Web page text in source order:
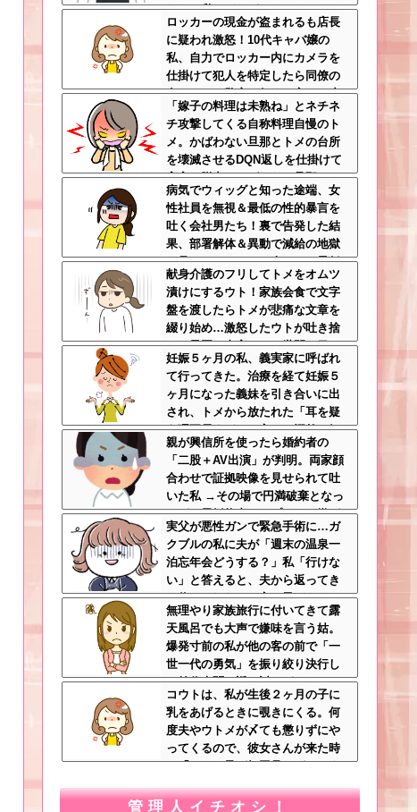
れない私はどこがサバサバ？←ネ
チネチ気にしてる時点で自サバじ
ゃない
ロッカーの現金が盗まれるも店長
に疑われ激怒！10代キャバ嬢の
私、自力でロッカー内にカメラを
仕掛けて犯人を特定したら同僚の
女だった…警察へ行くと言って止
められ、加害者に泣かれながら大
揉めして・・・
「嫁子の料理は未熟ね」とネチネ
チ攻撃してくる自称料理自慢のト
メ。かばわない旦那とトメの台所
を壊滅させるDQN返しを仕掛けて
実家に脱出←かばわない旦那も一
緒に痛い目見ろ
病気でウィッグと知った途端、女
性社員を無視＆最低の性的暴言を
吐く会社男たち！裏で告発した結
果、部署解体＆異動で減給の地獄
を見ることにｗｗ←人として最低
限の倫理観すら欠如してる
献身介護のフリしてトメをオムツ
漬けにするウト！家族会食で文字
盤を渡したらトメが悲痛な文章を
綴り始め…激怒したウトが吐き捨
てた最悪の真実とは←世間の目し
か気にしてない最低旦那だった
妊娠５ヶ月の私、義実家に呼ばれ
て行ってきた。治療を経て妊娠５
ヶ月になった義妹を引き合いに出
され、トメから放たれた「耳を疑
う理不尽すぎる一言」に愕然←妊
娠時期の操作とか超能力者かよ
親が興信所を使ったら婚約者の
「二股＋AV出演」が判明。両家顔
合わせで証拠映像を見せられて吐
いた私 →その場で円満破棄となっ
たが、元婚約者カップルから嫌が
らせが始まって・・・
実父が悪性ガンで緊急手術に…ガ
クブルの私に夫が「週末の温泉一
泊忘年会どうする？」私「行けな
い」と答えると、夫から返ってき
た信じられない一言←子どもたち
の方が何倍も常識的で泣ける
無理やり家族旅行に付いてきて露
天風呂でも大声で嫌味を言う姑。
爆発寸前の私が他の客の前で「一
世一代の勇気」を振り絞り決行し
た前代未聞の返り討ちがこちら←
身体を張った捨て身の反撃すぎる
コウトは、私が生後２ヶ月の子に
乳をあげるときに覗きにくる。何
度夫やウトメが〆ても懲りずにや
ってくるので、彼女さんが来た時
に「コウト君が毎回見たがるのよ
相でコウトの元へｗ
管理人イチオシ！